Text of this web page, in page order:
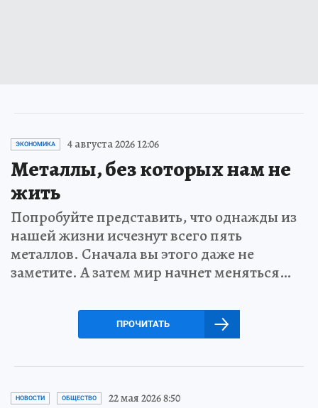
ЭКОНОМИКА 4 августа 2026 12:06
Металлы, без которых нам не
жить
Попробуйте представить, что однажды из
нашей жизни исчезнут всего пять
металлов. Сначала вы этого даже не
заметите. А затем мир начнет меняться…
ПРОЧИТАТЬ
НОВОСТИ ОБЩЕСТВО 22 мая 2026 8:50